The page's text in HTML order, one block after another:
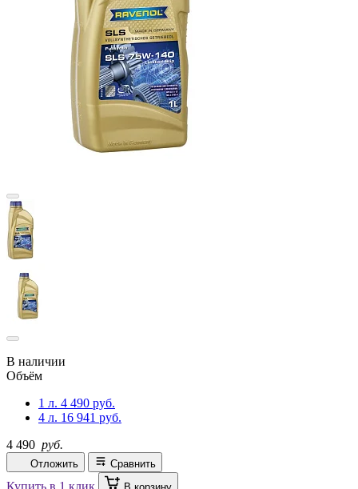
В наличии
Объём
1 л. 4 490 руб.
4 л. 16 941 руб.
4 490 руб.
Отложить Сравнить
Купить в 1 клик